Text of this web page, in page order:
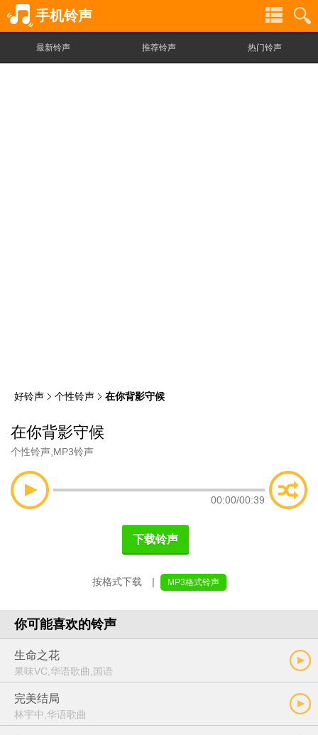
手机铃声
最新铃声 推荐铃声 热门铃声
好铃声 个性铃声 在你背影守候
在你背影守候
个性铃声 MP3铃声
00:00/00:39
下载铃声
按格式下载 | MP3格式铃声
你可能喜欢的铃声
生命之花
果味VC,华语歌曲,国语
完美结局
林宇中,华语歌曲